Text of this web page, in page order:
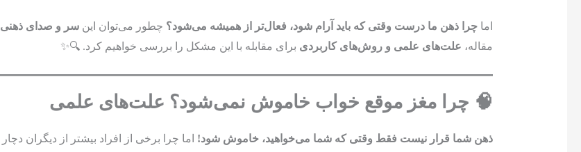
اما چرا ذهن ما درست وقتی که باید آرام شود، فعال‌تر از همیشه می‌شود؟ چطور می‌توان این سر و صدای ذهنی
مقاله، علت‌های علمی و روش‌های کاربردی برای مقابله با این مشکل را بررسی خواهیم کرد. 🔍✨
🧠 چرا مغز موقع خواب خاموش نمی‌شود؟ علت‌های علمی
ذهن شما قرار نیست فقط وقتی که شما می‌خواهید، خاموش شود! اما چرا برخی از افراد بیشتر از دیگران دچار